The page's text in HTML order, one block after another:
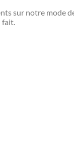
sur notre mode
fait.